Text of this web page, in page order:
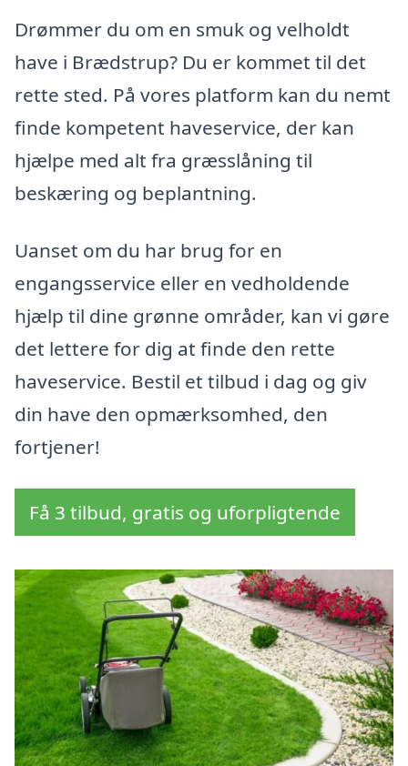
Drømmer du om en smuk og velholdt
have i Brædstrup? Du er kommet til det
rette sted. På vores platform kan du nemt
finde kompetent haveservice, der kan
hjælpe med alt fra græsslåning til
beskæring og beplantning.
Uanset om du har brug for en
engangsservice eller en vedholdende
hjælp til dine grønne områder, kan vi gøre
det lettere for dig at finde den rette
haveservice. Bestil et tilbud i dag og giv
din have den opmærksomhed, den
fortjener!
Få 3 tilbud, gratis og uforpligtende